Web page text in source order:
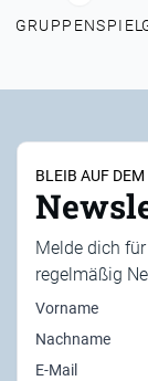
GRUPPENSPIEL
BLEIB AUF
Melde dich
regelmäßig
Vorname
Nachname
E-Mail